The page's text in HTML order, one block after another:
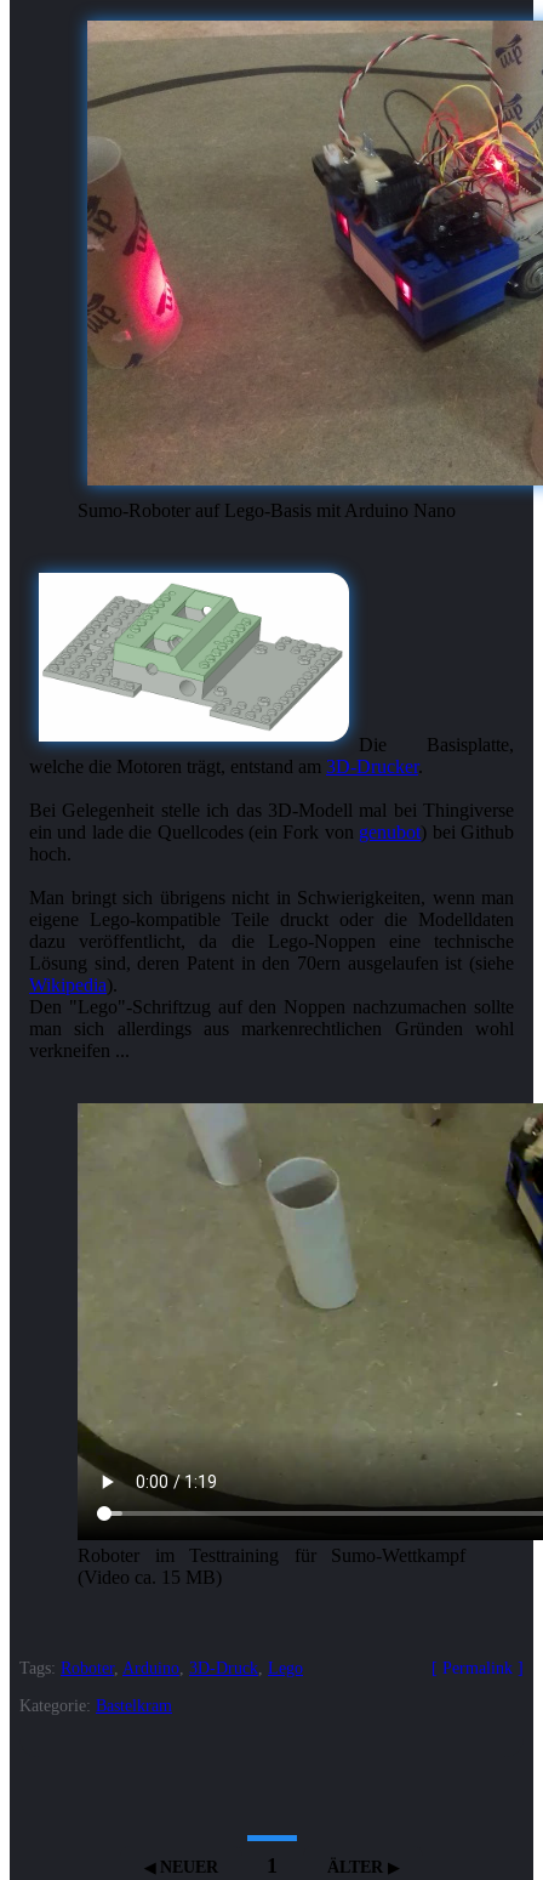
Sumo-Roboter auf Lego-Basis mit Arduino Nano
Die Basisplatte,
welche die Motoren trägt, entstand am 3D-Drucker.
Bei Gelegenheit stelle ich das 3D-Modell mal bei Thingiverse
ein und lade die Quellcodes (ein Fork von genubot) bei Github
hoch.
Man bringt sich übrigens nicht in Schwierigkeiten, wenn man
eigene Lego-kompatible Teile druckt oder die Modelldaten
dazu veröffentlicht, da die Lego-Noppen eine technische
Lösung sind, deren Patent in den 70ern ausgelaufen ist (siehe
Wikipedia).
Den "Lego"-Schriftzug auf den Noppen nachzumachen sollte
man sich allerdings aus markenrechtlichen Gründen wohl
verkneifen ...
Roboter im Testtraining für Sumo-Wettkampf
(Video ca. 15 MB)
Permalink
Tags: Roboter, Arduino 3D-Druck Lego
Kategorie: Bastelkram
NEUER 1 ÄLTER